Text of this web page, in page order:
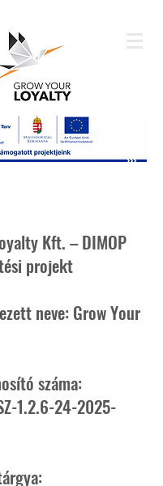
Kft. – DIMOP
projekt
neve: Grow Your
száma:
1.2.6-24-2025-